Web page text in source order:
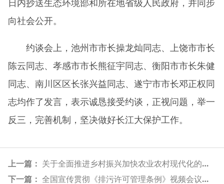
日内抄送生态环境部和所在地省级人民政府，并同步
向社会公开。
约谈会上，池州市市长操龙灿同志、上饶市市长
陈云同志、孝感市市长熊征宇同志、衡阳市市长朱健
同志、南川区区长张兴益同志、遂宁市市长邓正权同
志均作了发言，表示诚恳接受约谈，正视问题，举一
反三，完善机制，坚决做好长江大保护工作。
上一篇： 关于全面推进乡村振兴加快农业农村现代化的意见
下一篇： 全国宣传贯彻《排污许可管理条例》视频会议召开